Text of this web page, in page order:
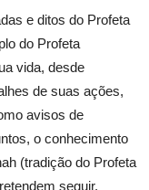
e ditos do Profeta
de suas ações,
avisos de
o conhecimento
(tradição do Profeta
seguir.